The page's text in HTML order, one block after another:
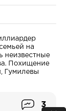
на
неизвестные
Похищение
Гумилевы
3